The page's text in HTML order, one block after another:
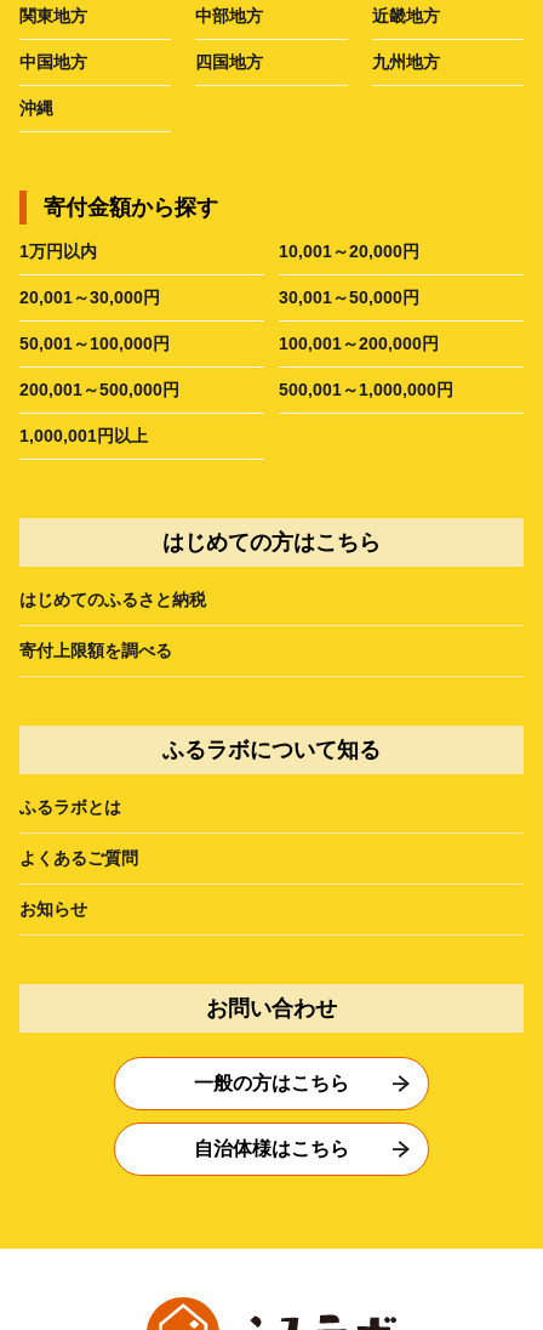
関東地方 中部地方 近畿地方
中国地方 四国地方 九州地方
沖縄
寄付金額から探す
1万円以内 10,001～20,000円
20,001～30,000円 30,001～50,000円
50,001～100,000円 100,001～200,000円
200,001～500,000円 500,001～1,000,000円
1,000,001円以上
はじめての方はこちら
はじめてのふるさと納税
寄付上限額を調べる
ふるラボについて知る
ふるラボとは
よくあるご質問
お知らせ
お問い合わせ
一般の方はこちら
自治体様はこちら